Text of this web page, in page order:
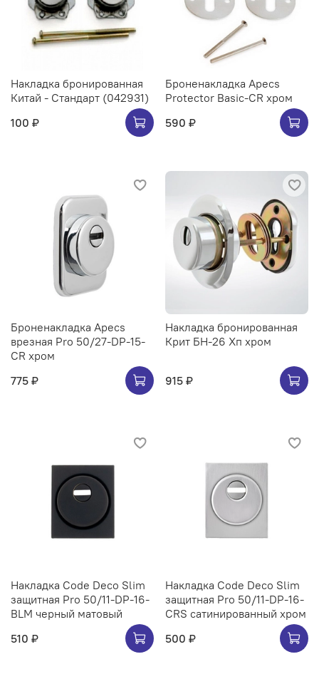
Накладка бронированная
Китай - Стандарт (042931)
100 ₽
Броненакладка Apecs
Protector Basic-CR хром
590 ₽
Броненакладка Apecs
врезная Pro 50/27-DP-15-
CR хром
775 ₽
Накладка бронированная
Крит БН-26 Хп хром
915 ₽
Накладка Code Deco Slim
защитная Pro 50/11-DP-16-
BLM черный матовый
510 ₽
Накладка Code Deco Slim
защитная Pro 50/11-DP-16-
CRS сатинированный хром
500 ₽